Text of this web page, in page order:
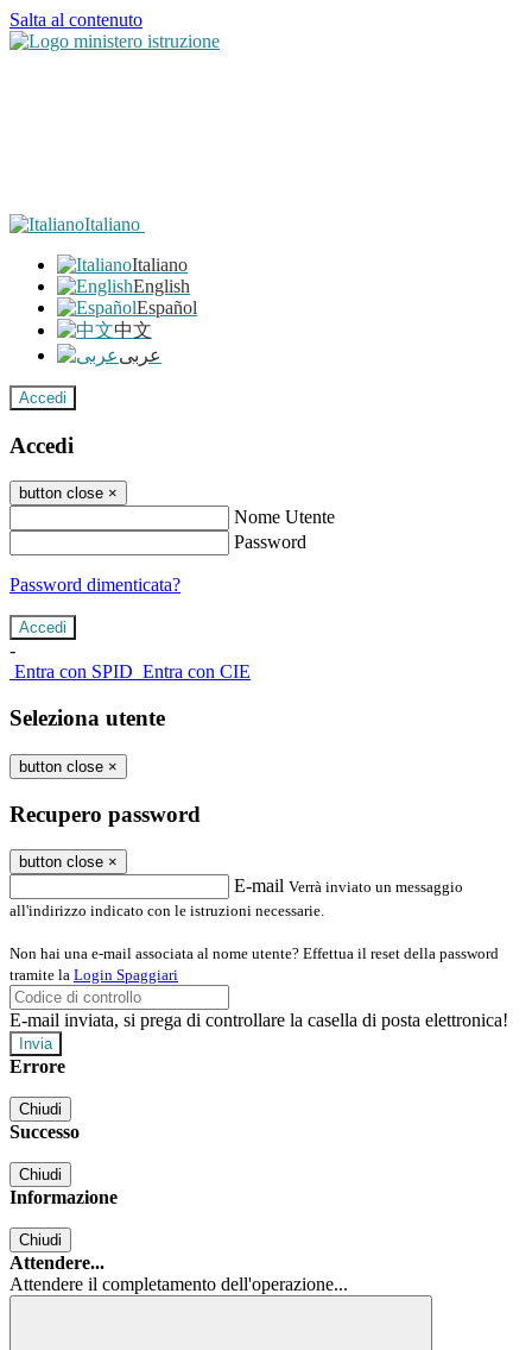
Salta al contenuto
Italiano
Italiano
English
Español
中文
عربى
Accedi
Accedi
button close ×
Nome Utente
Password
Password dimenticata?
-
Entra con SPID Entra con CIE
Seleziona utente
button close ×
Recupero password
button close ×
E-mail Verrà inviato un messaggio
all'indirizzo indicato con le istruzioni necessarie.
Non hai una e-mail associata al nome utente? Effettua il reset della password
tramite la Login Spaggiari
E-mail inviata, si prega di controllare la casella di posta elettronica!
Errore
Chiudi
Successo
Chiudi
Informazione
Chiudi
Attendere...
Attendere il completamento dell'operazione...